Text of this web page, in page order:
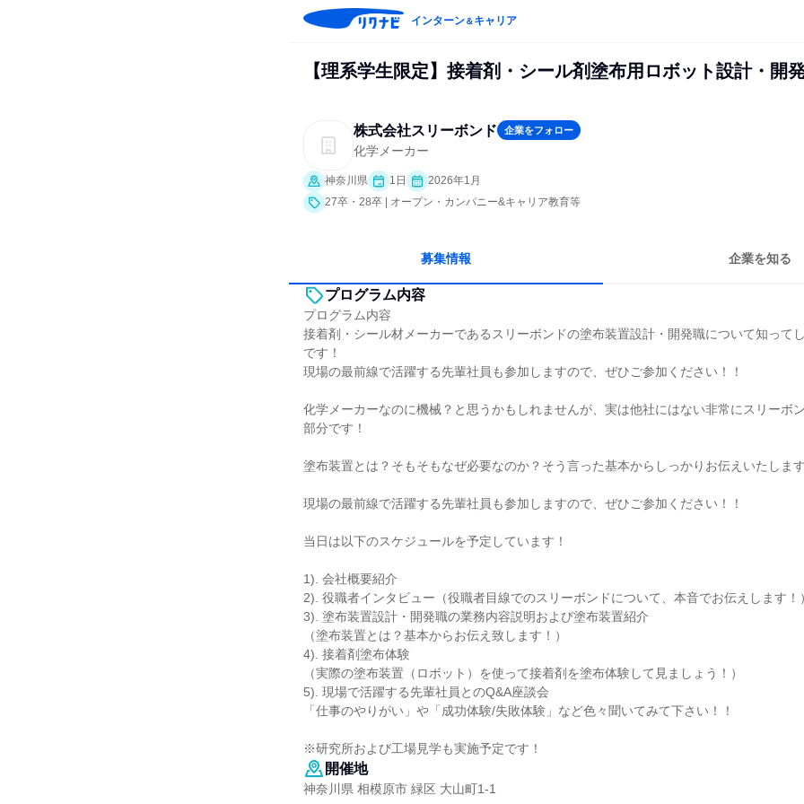
インターン＆キャリア
【理系学生限定】接着剤・シール剤塗布用ロボット設計・開
株式会社スリーボンド 企業をフォロー
化学メーカー
神奈川県 1日
2026年1月
27卒・28卒 | オープン・カンパニー&キャリア教育等
募集情報 企業を知る
プログラム内容
プログラム内容
接着剤・シール材メーカーであるスリーボンドの塗布装置設計・開発職について知って
です！
現場の最前線で活躍する先輩社員も参加しますので、ぜひご参加ください！！
化学メーカーなのに機械？と思うかもしれませんが、実は他社にはない非常にスリーボ
部分です！
塗布装置とは？そもそもなぜ必要なのか？そう言った基本からしっかりお伝えいたします
現場の最前線で活躍する先輩社員も参加しますので、ぜひご参加ください！！
当日は以下のスケジュールを予定しています！
1). 会社概要紹介
2). 役職者インタビュー（役職者目線でのスリーボンドについて、本音でお伝えします！）
3). 塗布装置設計・開発職の業務内容説明および塗布装置紹介
（塗布装置とは？基本からお伝え致します！）
4). 接着剤塗布体験
（実際の塗布装置（ロボット）を使って接着剤を塗布体験して見ましょう！）
5). 現場で活躍する先輩社員とのQ&A座談会
「仕事のやりがい」や「成功体験/失敗体験」など色々聞いてみて下さい！！
※研究所および工場見学も実施予定です！
開催地
神奈川県 相模原市 緑区 大山町1-1